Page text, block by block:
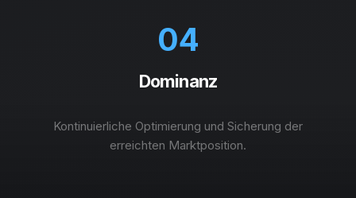
04
Dominanz
Kontinuierliche Optimierung und Sicherung der
erreichten Marktposition.